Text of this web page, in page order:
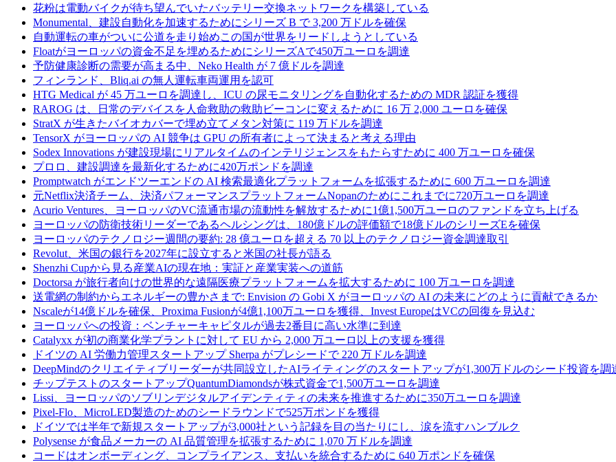
花粉は電動バイクが待ち望んでいたバッテリー交換ネットワークを構築している
Monumental、建設自動化を加速するためにシリーズ B で 3,200 万ドルを確保
自動運転の車がついに公道を走り始めこの国が世界をリードしようとしている
Floatがヨーロッパの資金不足を埋めるためにシリーズAで450万ユーロを調達
予防健康診断の需要が高まる中、Neko Health が 7 億ドルを調達
フィンランド、Bliq.ai の無人運転車両運用を認可
HTG Medical が 45 万ユーロを調達し、ICU の尿モニタリングを自動化するための MDR 認証を獲得
RAROG は、日常のデバイスを人命救助の救助ビーコンに変えるために 16 万 2,000 ユーロを確保
StratX が生きたバイオカバーで埋め立てメタン対策に 119 万ドルを調達
TensorX がヨーロッパの AI 競争は GPU の所有者によって決まると考える理由
Sodex Innovations が建設現場にリアルタイムのインテリジェンスをもたらすために 400 万ユーロを確保
プロロ、建設調達を最新化するために420万ポンドを調達
Promptwatch がエンドツーエンドの AI 検索最適化プラットフォームを拡張するために 600 万ユーロを調達
元Netflix決済チーム、決済パフォーマンスプラットフォームNopanのためにこれまでに720万ユーロを調達
Acurio Ventures、ヨーロッパのVC流通市場の流動性を解放するために1億1,500万ユーロのファンドを立ち上げる
ヨーロッパの防衛技術リーダーであるヘルシングは、180億ドルの評価額で18億ドルのシリーズEを確保
ヨーロッパのテクノロジー週間の要約: 28 億ユーロを超える 70 以上のテクノロジー資金調達取引
Revolut、米国の銀行を2027年に設立すると米国の社長が語る
Shenzhi Cupから見る産業AIの現在地：実証と産業実装への道筋
Doctorsa が旅行者向けの世界的な遠隔医療プラットフォームを拡大するために 100 万ユーロを調達
送電網の制約からエネルギーの豊かさまで: Envision の Gobi X がヨーロッパの AI の未来にどのように貢献できるか
Nscaleが14億ドルを確保、Proxima Fusionが4億1,100万ユーロを獲得、Invest EuropeはVCの回復を見込む
ヨーロッパへの投資：ベンチャーキャピタルが過去2番目に高い水準に到達
Catalyxx が初の商業化学プラントに対して EU から 2,000 万ユーロ以上の支援を獲得
ドイツの AI 労働力管理スタートアップ Sherpa がプレシードで 220 万ドルを調達
DeepMindのクリエイティブリーダーが共同設立したAIライティングのスタートアップが1,300万ドルのシード投資を調
チップテストのスタートアップQuantumDiamondsが株式資金で1,500万ユーロを調達
Lissi、ヨーロッパのソブリンデジタルアイデンティティの未来を推進するために350万ユーロを調達
Pixel-Flo、MicroLED製造のためのシードラウンドで525万ポンドを獲得
ドイツでは半年で新規スタートアップが3,000社という記録を目の当たりにし、涙を流すハンブルク
Polysense が食品メーカーの AI 品質管理を拡張するために 1,070 万ドルを調達
コードはオンボーディング、コンプライアンス、支払いを統合するために 640 万ポンドを確保